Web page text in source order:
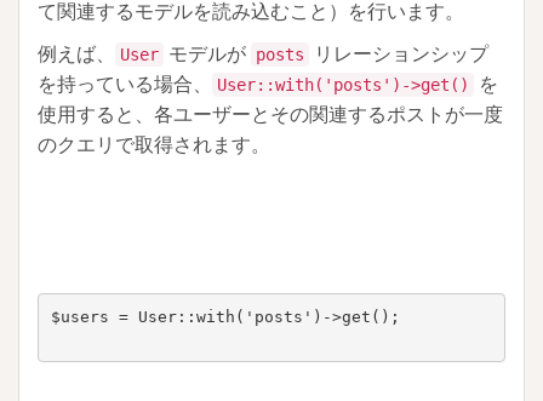
て関連するモデルを読み込むこと）を行います。
例えば、 User モデルが posts
リレーションシップ
を持っている場合、
User::with('posts')->get()
を
使用すると、各ユーザーとその関連するポストが一度
のクエリで取得されます。
$users = User::with('posts')->get();